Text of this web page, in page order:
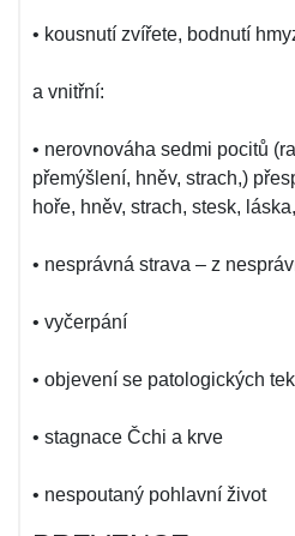
• kousnutí zvířete, bodnutí
a vnitřní:
• nerovnováha sedmi pocitů
přemýšlení, hněv, strach,)
hoře, hněv, strach, stesk,
• nesprávná strava – z
• vyčerpání
• objevení se patologických
• stagnace Čchi a krve
• nespoutaný pohlavní život